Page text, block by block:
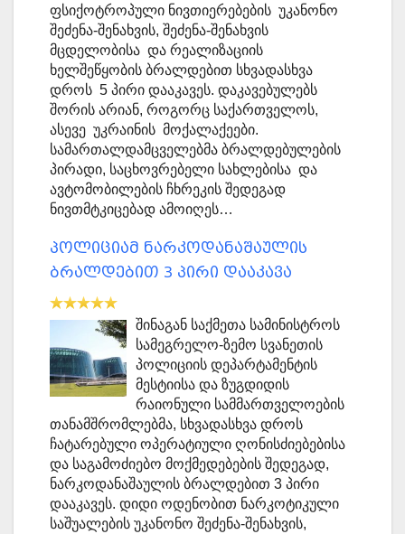
ფსიქოტროპული ნივთიერებების უკანონო
შეძენა-შენახვის, შეძენა-შენახვის
მცდელობისა და რეალიზაციის
ხელშეწყობის ბრალდებით სხვადასხვა
დროს 5 პირი დააკავეს. დაკავებულებს
შორის არიან, როგორც საქართველოს,
ასევე უკრაინის მოქალაქეები.
სამართალდამცველებმა ბრალდებულების
პირადი, საცხოვრებელი სახლებისა და
ავტომობილების ჩხრეკის შედეგად
ნივთმტკიცებად ამოიღეს…
პოლიციამ ნარკოდანაშაულის
ბრალდებით 3 პირი დააკავა
შინაგან საქმეთა სამინისტროს
სამეგრელო-ზემო სვანეთის
პოლიციის დეპარტამენტის
მესტიისა და ზუგდიდის
რაიონული სამმართველოების
თანამშრომლებმა, სხვადასხვა დროს
ჩატარებული ოპერატიული ღონისძიებებისა
და საგამოძიებო მოქმედებების შედეგად,
ნარკოდანაშაულის ბრალდებით 3 პირი
დააკავეს. დიდი ოდენობით ნარკოტიკული
საშუალების უკანონო შეძენა-შენახვის,